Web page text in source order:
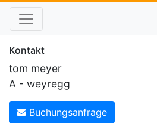
Kontakt
tom meyer
A - weyregg
Buchungsanfrage